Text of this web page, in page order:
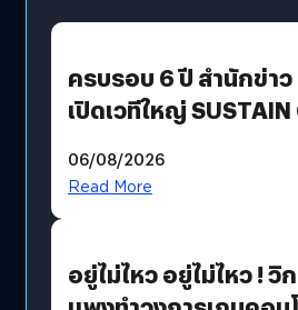
ครบรอบ 6 ปี สำนักข่าว
เปิดเวทีใหญ่ SUSTAIN
แนวทางปรับตัวสู่เศรษฐ
06/08/2026
Read More
อยู่ไม่ไหว อยู่ไม่ไหว ! วิ